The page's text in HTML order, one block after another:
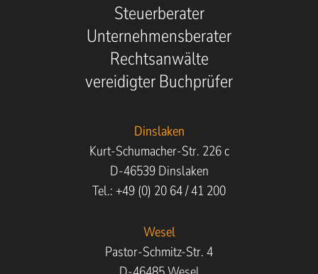
Steuerberater
Unternehmensberater
Rechtsanwälte
vereidigter Buchprüfer
Dinslaken
Kurt-Schumacher-Str. 226 c
D-46539 Dinslaken
Tel.: +49 (0) 20 64 / 41 200
Wesel
Pastor-Schmitz-Str. 4